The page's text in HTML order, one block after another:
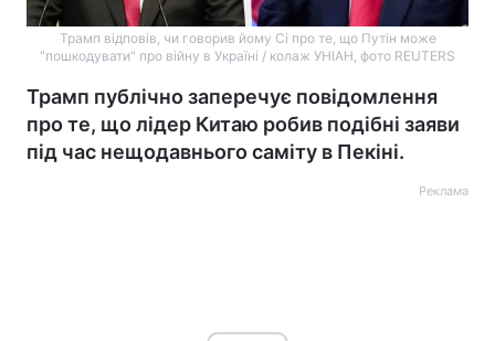
Трамп відповів, чи говорив йому Сі про те, що Путін може
"пошкодувати" про війну в Україні / колаж УНІАН, фото REUTERS
Трамп публічно заперечує повідомлення
про те, що лідер Китаю робив подібні заяви
під час нещодавнього саміту в Пекіні.
Реклама